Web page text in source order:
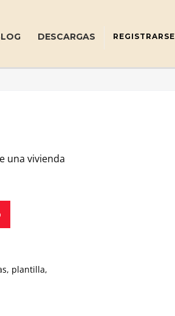
REGISTRARSE
DESCARGAS
una vivienda
, plantilla,